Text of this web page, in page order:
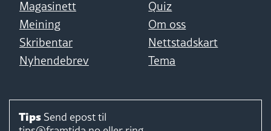
Magasinett
Quiz
Meining
Om oss
Skribentar
Nettstadskart
Nyhendebrev
Tema
Tips Send epost til